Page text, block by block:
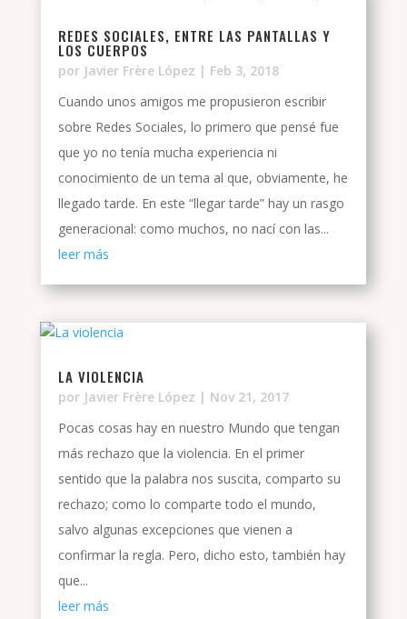
REDES SOCIALES, ENTRE LAS PANTALLAS Y
LOS CUERPOS
por Javier Frère López | Feb 3, 2018
Cuando unos amigos me propusieron escribir
sobre Redes Sociales, lo primero que pensé fue
que yo no tenía mucha experiencia ni
conocimiento de un tema al que, obviamente, he
llegado tarde. En este “llegar tarde” hay un rasgo
generacional: como muchos, no nací con las...
leer más
LA VIOLENCIA
por Javier Frère López | Nov 21, 2017
Pocas cosas hay en nuestro Mundo que tengan
más rechazo que la violencia. En el primer
sentido que la palabra nos suscita, comparto su
rechazo; como lo comparte todo el mundo,
salvo algunas excepciones que vienen a
confirmar la regla. Pero, dicho esto, también hay
que...
leer más